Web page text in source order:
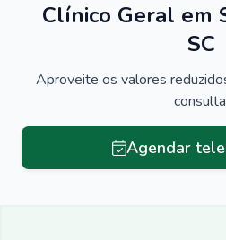
Clínico Geral em
SC
Aproveite os valores
Agendar